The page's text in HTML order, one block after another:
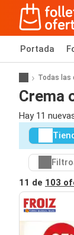
Portada
Todas las
Crema
Hay 11
11 de 103